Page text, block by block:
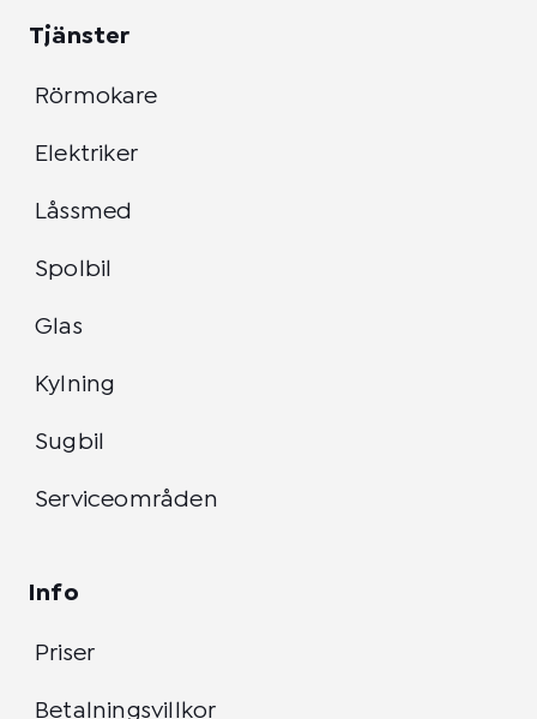
Tjänster
Rörmokare
Elektriker
Låssmed
Spolbil
Glas
Kylning
Sugbil
Serviceområden
Info
Priser
Betalningsvillkor